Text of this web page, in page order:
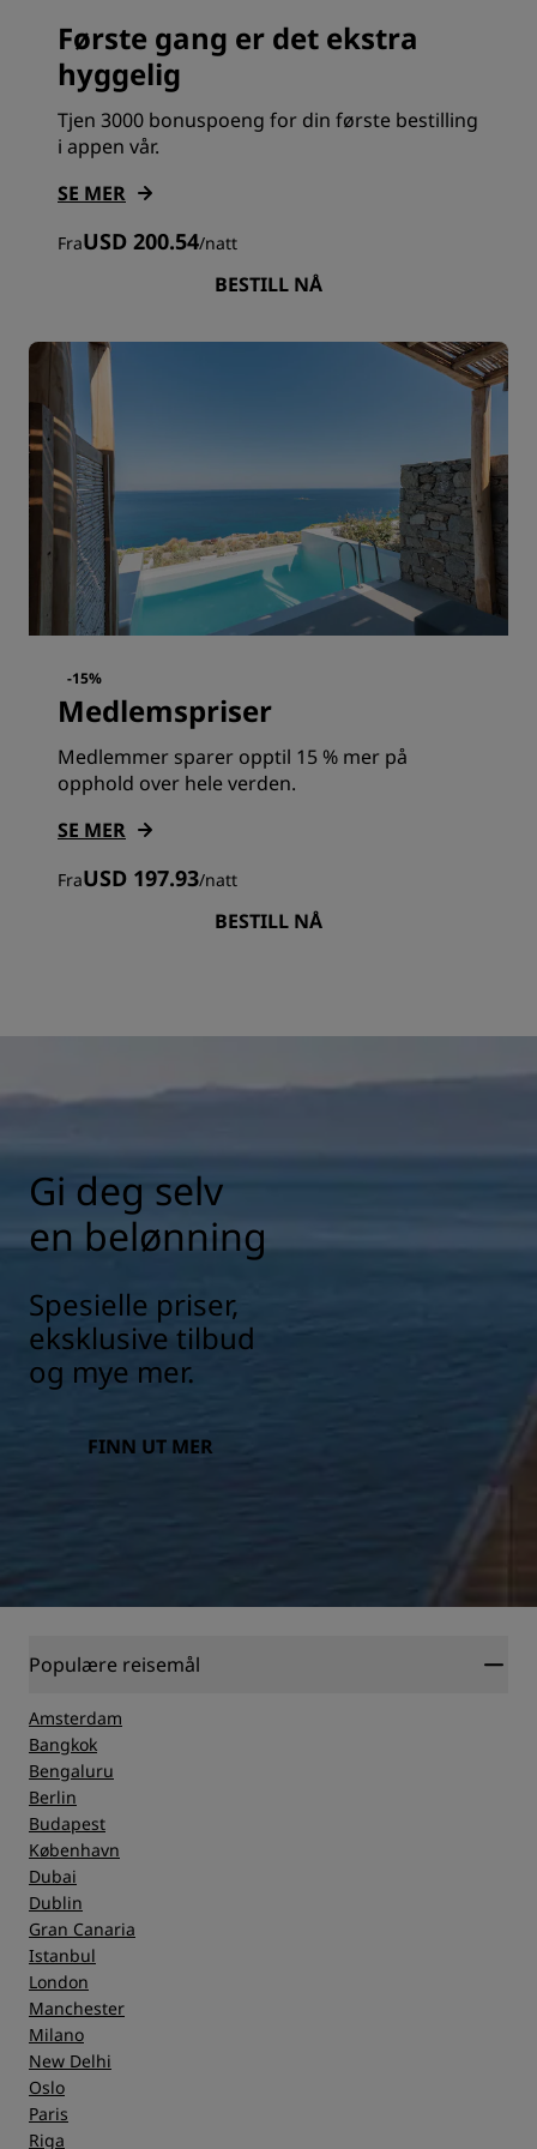
Første gang er det ekstra
hyggelig
Tjen 3000 bonuspoeng for din første bestilling
i appen vår.
SE MER
FraUSD 200.54/natt
BESTILL NÅ
-15%
Medlemspriser
Medlemmer sparer opptil 15 % mer på
opphold over hele verden.
SE MER
FraUSD 197.93/natt
BESTILL NÅ
Gi deg selv
en belønning
Spesielle priser,
eksklusive tilbud
og mye mer.
FINN UT MER
Populære reisemål
Amsterdam
Bangkok
Bengaluru
Berlin
Budapest
København
Dubai
Dublin
Gran Canaria
Istanbul
London
Manchester
Milano
New Delhi
Oslo
Paris
Riga